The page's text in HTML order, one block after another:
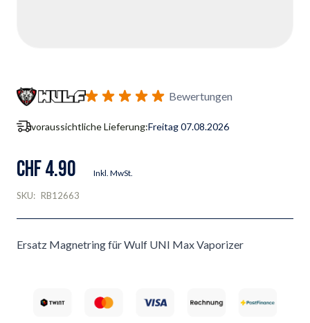
Bewertungen
voraussichtliche Lieferung:Freitag 07.08.2026
CHF 4.90 Inkl. MwSt.
SKU: RB12663
Ersatz Magnetring für Wulf UNI Max Vaporizer